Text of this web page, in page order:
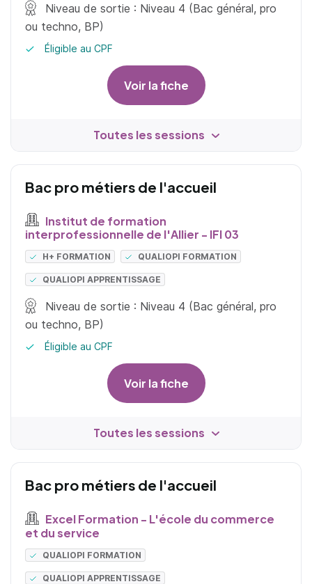
Niveau de sortie : Niveau 4 (Bac général, pro
ou techno, BP)
Éligible au CPF
Voir la fiche
Toutes les sessions
Bac pro métiers de l'accueil
Institut de formation
interprofessionnelle de l'Allier - IFI 03
H+ FORMATION QUALIOPI FORMATION
QUALIOPI APPRENTISSAGE
Niveau de sortie : Niveau 4 (Bac général, pro
ou techno, BP)
Éligible au CPF
Voir la fiche
Toutes les sessions
Bac pro métiers de l'accueil
Excel Formation - L'école du commerce
et du service
QUALIOPI FORMATION
QUALIOPI APPRENTISSAGE